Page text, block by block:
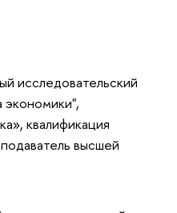
исследовательский
экономики",
квалификация
высшей